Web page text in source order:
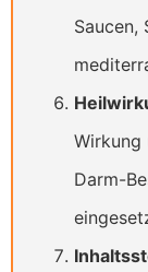
Saucen,
Darm-